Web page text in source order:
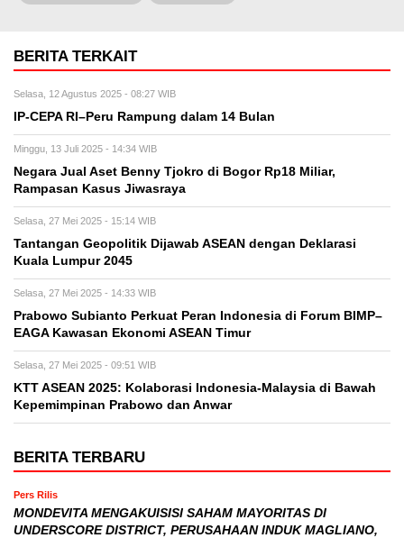
BERITA TERKAIT
Selasa, 12 Agustus 2025 - 08:27 WIB
IP-CEPA RI–Peru Rampung dalam 14 Bulan
Minggu, 13 Juli 2025 - 14:34 WIB
Negara Jual Aset Benny Tjokro di Bogor Rp18 Miliar,
Rampasan Kasus Jiwasraya
Selasa, 27 Mei 2025 - 15:14 WIB
Tantangan Geopolitik Dijawab ASEAN dengan Deklarasi
Kuala Lumpur 2045
Selasa, 27 Mei 2025 - 14:33 WIB
Prabowo Subianto Perkuat Peran Indonesia di Forum BIMP–
EAGA Kawasan Ekonomi ASEAN Timur
Selasa, 27 Mei 2025 - 09:51 WIB
KTT ASEAN 2025: Kolaborasi Indonesia-Malaysia di Bawah
Kepemimpinan Prabowo dan Anwar
BERITA TERBARU
Pers Rilis
MONDEVITA MENGAKUISISI SAHAM MAYORITAS DI
UNDERSCORE DISTRICT, PERUSAHAAN INDUK MAGLIANO,